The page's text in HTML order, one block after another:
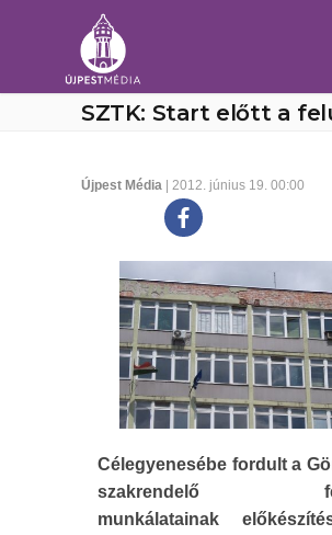
SZTK: Start előtt a
Újpest Média | 2012. június 19. 00:00
Célegyenesébe fordult a
szakrendelő
munkálatainak